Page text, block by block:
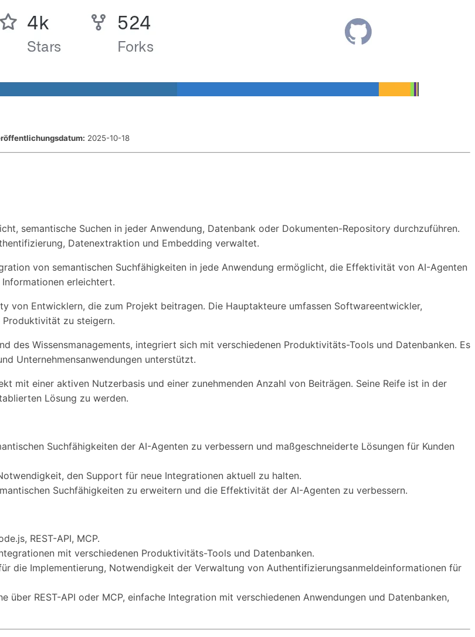
2025-10-18
semantische Suchen in jeder Anwendung, Datenbank oder Dokumenten-Repository durchzuführen.
Datenextraktion und Embedding verwaltet.
von semantischen Suchfähigkeiten in jede Anwendung ermöglicht, die Effektivität von AI-Agenten
erleichtert.
von Entwicklern, die zum Projekt beitragen. Die Hauptakteure umfassen Softwareentwickler,
Produktivität zu steigern.
des Wissensmanagements, integriert sich mit verschiedenen Produktivitäts-Tools und Datenbanken. Es
Unternehmensanwendungen unterstützt.
mit einer aktiven Nutzerbasis und einer zunehmenden Anzahl von Beiträgen. Seine Reife ist in der
Lösung zu werden.
Suchfähigkeiten der AI-Agenten zu verbessern und maßgeschneiderte Lösungen für Kunden
den Support für neue Integrationen aktuell zu halten.
Suchfähigkeiten zu erweitern und die Effektivität der AI-Agenten zu verbessern.
REST-API, MCP.
mit verschiedenen Produktivitäts-Tools und Datenbanken.
die Implementierung, Notwendigkeit der Verwaltung von Authentifizierungsanmeldeinformationen für
über REST-API oder MCP, einfache Integration mit verschiedenen Anwendungen und Datenbanken,